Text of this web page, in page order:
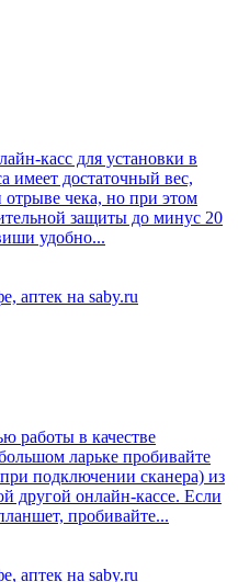
касс для установки в
имеет достаточный вес,
отрыве чека, но при этом
защиты до минус 20
удобно...
работы в качестве
ларьке пробивайте
подключении сканера) из
другой онлайн-кассе. Если
пробивайте...